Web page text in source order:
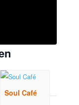
Soul Café